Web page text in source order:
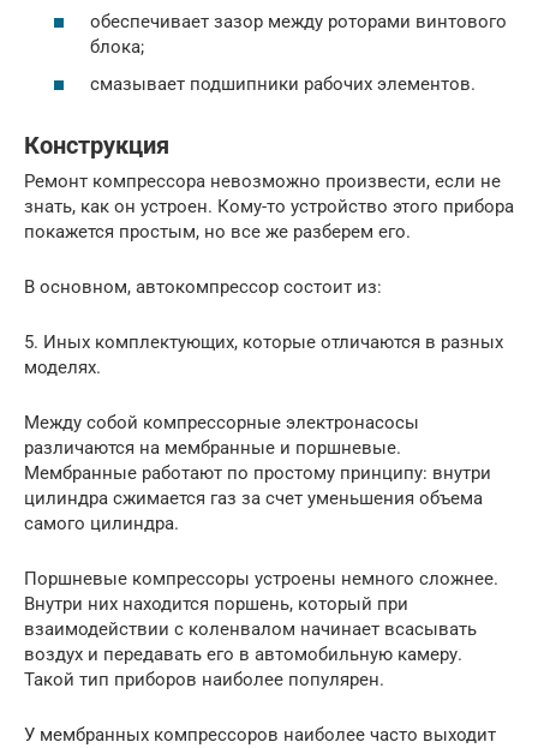
обеспечивает зазор между роторами винтового
блока;
смазывает подшипники рабочих элементов.
Конструкция
Ремонт компрессора невозможно произвести, если не
знать, как он устроен. Кому-то устройство этого прибора
покажется простым, но все же разберем его.
В основном, автокомпрессор состоит из:
5. Иных комплектующих, которые отличаются в разных
моделях.
Между собой компрессорные электронасосы
различаются на мембранные и поршневые.
Мембранные работают по простому принципу: внутри
цилиндра сжимается газ за счет уменьшения объема
самого цилиндра.
Поршневые компрессоры устроены немного сложнее.
Внутри них находится поршень, который при
взаимодействии с коленвалом начинает всасывать
воздух и передавать его в автомобильную камеру.
Такой тип приборов наиболее популярен.
У мембранных компрессоров наиболее часто выходит